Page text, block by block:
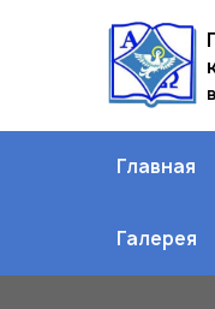
Главная
Галерея